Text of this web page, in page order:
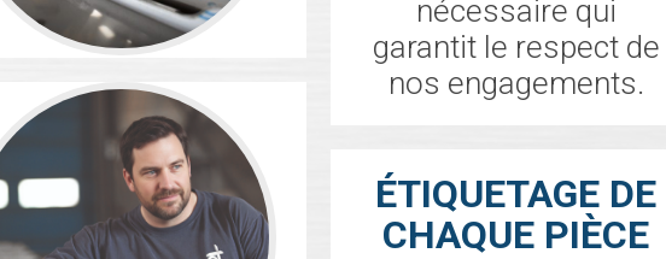
nécessaire qui
garantit le respect de
nos engagements.
ÉTIQUETAGE DE
CHAQUE PIÈCE